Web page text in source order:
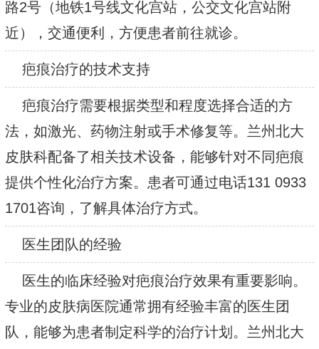
路2号（地铁1号线文化宫站，公交文化宫站附
近），交通便利，方便患者前往就诊。
疤痕治疗的技术支持
疤痕治疗需要根据类型和程度选择合适的方
法，如激光、药物注射或手术修复等。兰州北大
皮肤科配备了相关技术设备，能够针对不同疤痕
提供个性化治疗方案。患者可通过电话131 0933
1701咨询，了解具体治疗方式。
医生团队的经验
医生的临床经验对疤痕治疗效果有重要影响。
专业的皮肤病医院通常拥有经验丰富的医生团
队，能够为患者制定科学的治疗计划。兰州北大